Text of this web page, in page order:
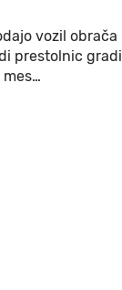
vozil obrača
prestolnic gradi